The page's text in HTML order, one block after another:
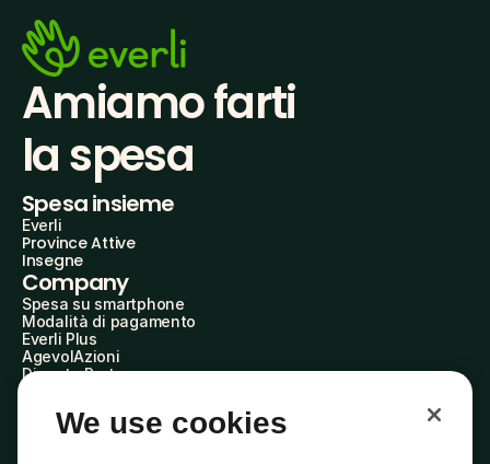
Amiamo farti
la spesa
Spesa insieme
Everli
Province Attive
Insegne
Company
Spesa su smartphone
Modalità di pagamento
Everli Plus
AgevolAzioni
Diventa Partner
Everli Shoppers
About Us
We use cookies